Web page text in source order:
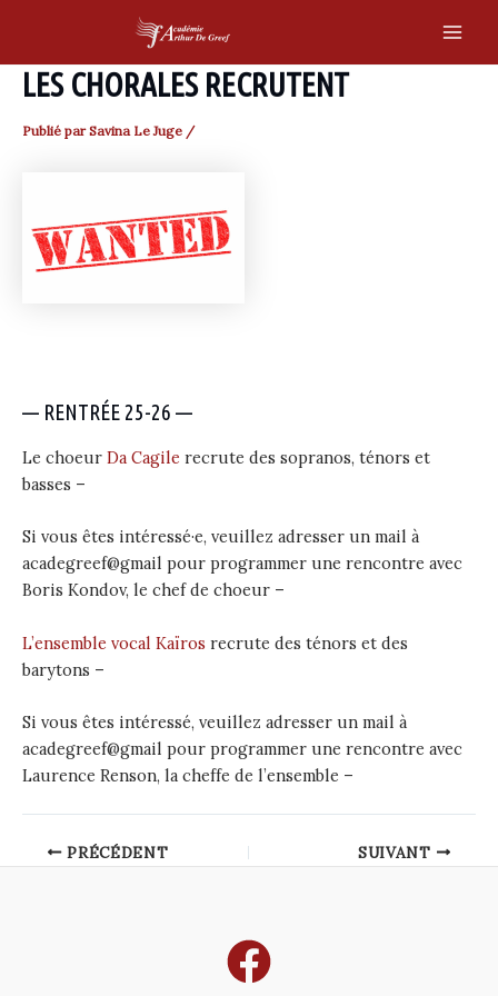
content
LES CHORALES RECRUTENT
Publié par Savina Le Juge /
— RENTRÉE 25-26 —
Le choeur Da Cagile recrute des sopranos, ténors et
basses –
Si vous êtes intéressé·e, veuillez adresser un mail à
acadegreef@gmail pour programmer une rencontre avec
Boris Kondov, le chef de choeur –
L’ensemble vocal Kaïros recrute des ténors et des
barytons –
Si vous êtes intéressé, veuillez adresser un mail à
acadegreef@gmail pour programmer une rencontre avec
Laurence Renson, la cheffe de l’ensemble –
Post PRÉCÉDENT SUIVANT